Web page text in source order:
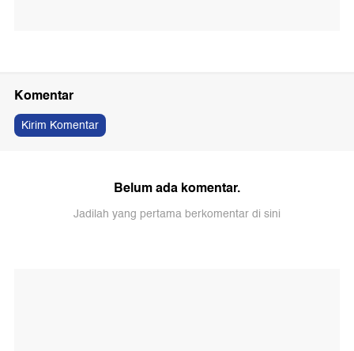
Komentar
Kirim Komentar
Belum ada komentar.
Jadilah yang pertama berkomentar di sini